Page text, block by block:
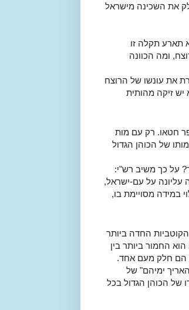
את השכינה מישראל
תארע תקלה זו
ומה הכוונה
את עונשו של הרוצח
יש זיקה מהותית
חטאו. רק עם מות
של הכוהן הגדול
על כך משיב רש"י:
עליונה על עם-ישראל,
במידה מסויימת בו,
החדה ביותר
החמור ביותר בין
הם חלק מעם אחד.
ימיהם" של
של הכוהן הגדול בכל